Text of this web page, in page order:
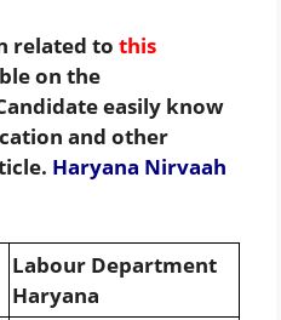
related to this
on the
easily know
and other
Haryana Nirvaah
Labour Department
Haryana